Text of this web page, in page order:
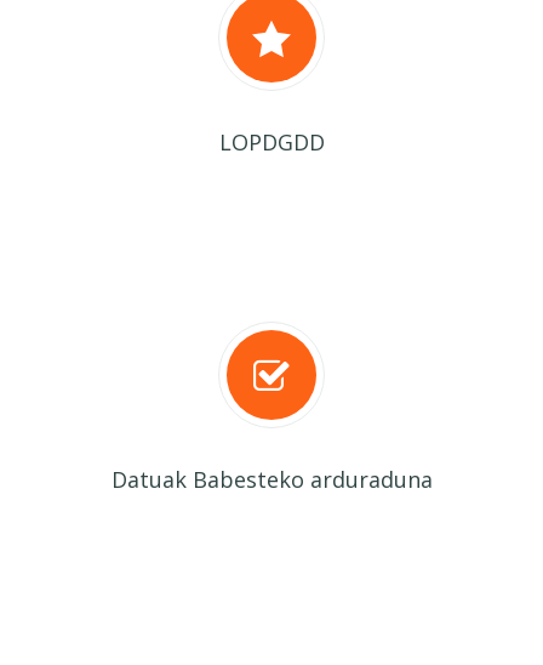
LOPDGDD
Datuak Babesteko arduraduna